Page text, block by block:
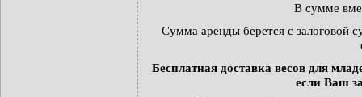
В сумме
Сумма аренды берется с залоговой
Бесплатная доставка весов для
если Ваш